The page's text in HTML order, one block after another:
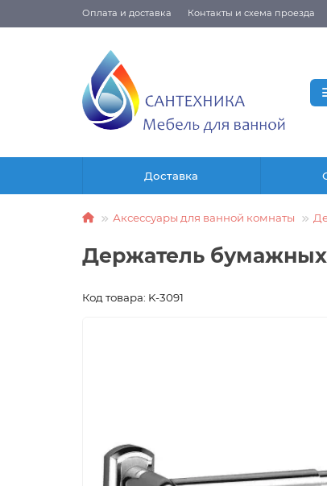
Оплата и доставка Контакты и схема проезда
Доставка
Аксессуары для ванной комнаты
Держатель бумажных
Код товара: K-3091